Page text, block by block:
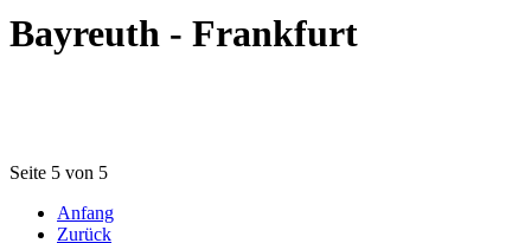
Bayreuth - Frankfurt
Seite 5 von 5
Anfang
Zurück